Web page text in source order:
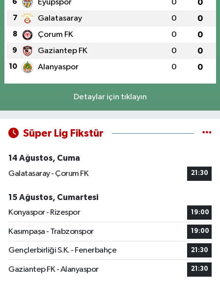
6 Eyüpspor 0 0
7 Galatasaray 0 0
8 Çorum FK 0 0
9 Gaziantep FK 0 0
10 Alanyaspor 0 0
Detaylar için tıklayın
Süper Lig Fikstür
14 Ağustos, Cuma
Galatasaray - Çorum FK
21:30
15 Ağustos, Cumartesi
Konyaspor - Rizespor
19:00
Kasımpaşa - Trabzonspor 19:00
Gençlerbirliği S.K. - Fenerbahçe 21:30
Gaziantep FK - Alanyaspor 21:30